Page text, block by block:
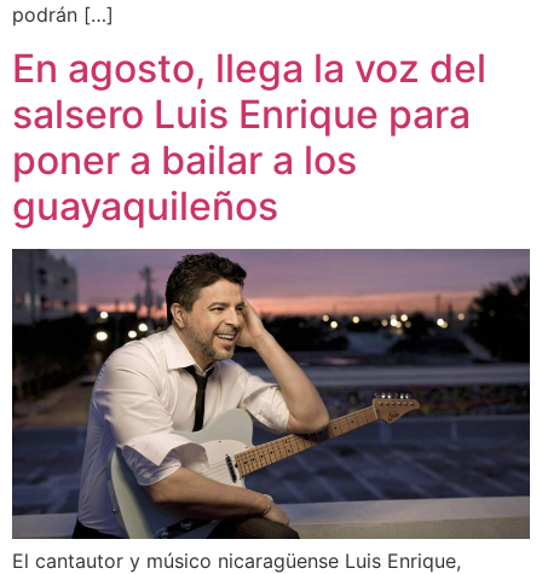
podrán […]
En agosto, llega la voz del
salsero Luis Enrique para
poner a bailar a los
guayaquileños
El cantautor y músico nicaragüense Luis Enrique,